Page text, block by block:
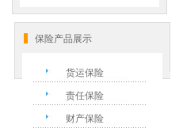
保险产品展示
货运保险
责任保险
财产保险